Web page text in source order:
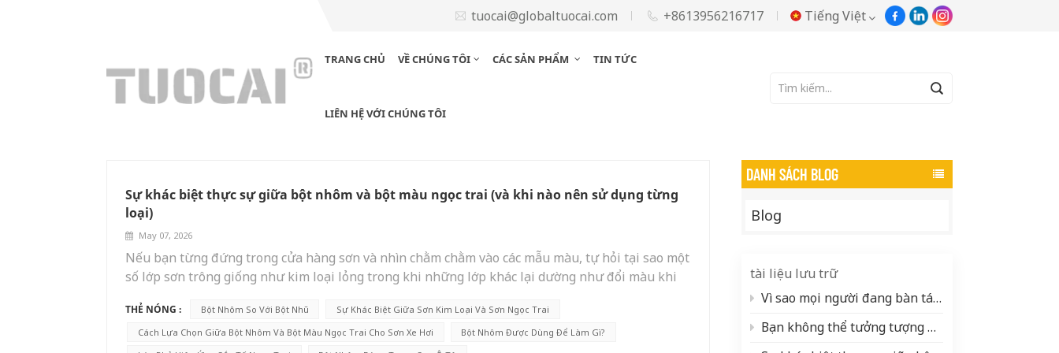
tuocai@globaltuocai.com +8613956216717 Tiếng Việt
English
Español
Português
Tiếng Việt
بالعربية
TRANG CHỦ VỀ CHÚNG TÔI CÁC SẢN PHẨM TIN TỨC
LIÊN HỆ VỚI CHÚNG TÔI
BLOG
DANH SÁCH BLOG
Blog
tài liệu lưu trữ
Vì sao mọi người đang bàn tán sôi nổi về bột nhôm gốc nước (và thực chất cần những gì để làm ra nó)
Bạn không thể tưởng tượng được có bao nhiêu sắc tố ngọc trai đang ẩn giấu trong cuộc sống hàng ngày của bạn.
Sự khác biệt thực sự giữa bột nhôm và bột màu ngọc trai (và khi nào nên sử dụng từng
loại)
May 07, 2026
Nếu bạn từng đứng trong cửa hàng sơn và nhìn chằm chằm vào các mẫu màu, tự hỏi tại sao một
số lớp sơn trông giống như kim loại lỏng trong khi những lớp khác lại dường như đổi màu khi
nhau đó nằm ở hai loại vật liệu:bột nhômVàsắc tố ngọc traiNghe có vẻ chuyên ngành, đúng vậy,
nhưng nhầm lẫn giữa chúng có thể dẫn đến sai lầm tốn kém, cho dù bạn đang sơn lại xe, thiết
THẺ NÓNG : Bột Nhôm So Với Bột Nhũ
Sự Khác Biệt Giữa Sơn Kim Loại Và Sơn Ngọc Trai
Cách Lựa Chọn Giữa Bột Nhôm Và Bột Màu Ngọc Trai Cho Sơn Xe Hơi
Bột Nhôm Được Dùng Để Làm Gì?